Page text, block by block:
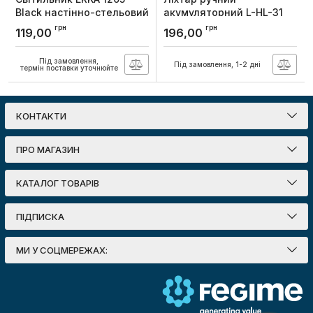
Black настінно-стельовий
овальний чорний-
прозорий E27 IP20
119,00 грн
Під замовлення,
термін поставки уточнюйте
акумуляторний L-HL-31
ABS зелений 1Вт + 1Вт
COB USB 1200mAh Li-Ion,
Артикул:15-15-31
196,00 грн
Під замовлення, 1-2 дні
КОНТАКТИ
ПРО МАГАЗИН
КАТАЛОГ ТОВАРІВ
ПІДПИСКА
МИ У СОЦМЕРЕЖАХ: